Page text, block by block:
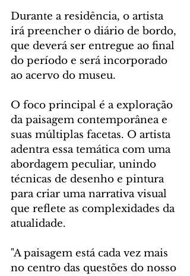
Durante a residência, o artista
irá preencher o diário de bordo,
que deverá ser entregue ao final
do período e será incorporado
ao acervo do museu.
O foco principal é a exploração
da paisagem contemporânea e
suas múltiplas facetas. O artista
adentra essa temática com uma
abordagem peculiar, unindo
técnicas de desenho e pintura
para criar uma narrativa visual
que reflete as complexidades da
atualidade.
"A paisagem está cada vez mais
no centro das questões do nosso